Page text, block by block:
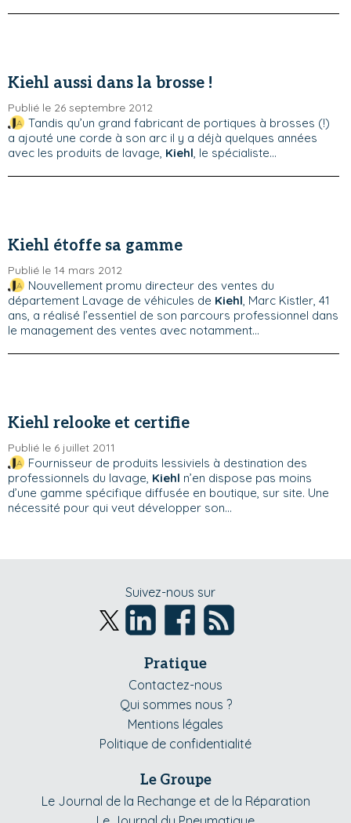
Kiehl aussi dans la brosse !
Publié le 26 septembre 2012
Tandis qu’un grand fabricant de portiques à brosses (!)
a ajouté une corde à son arc il y a déjà quelques années
avec les produits de lavage, Kiehl, le spécialiste...
Kiehl étoffe sa gamme
Publié le 14 mars 2012
Nouvellement promu directeur des ventes du
département Lavage de véhicules de Kiehl, Marc Kistler, 41
ans, a réalisé l’essentiel de son parcours professionnel dans
le management des ventes avec notamment...
Kiehl relooke et certifie
Publié le 6 juillet 2011
Fournisseur de produits lessiviels à destination des
professionnels du lavage, Kiehl n’en dispose pas moins
d’une gamme spécifique diffusée en boutique, sur site. Une
nécessité pour qui veut développer son...
Suivez-nous sur
Pratique
Contactez-nous
Qui sommes nous ?
Mentions légales
Politique de confidentialité
Le Groupe
Le Journal de la Rechange et de la Réparation